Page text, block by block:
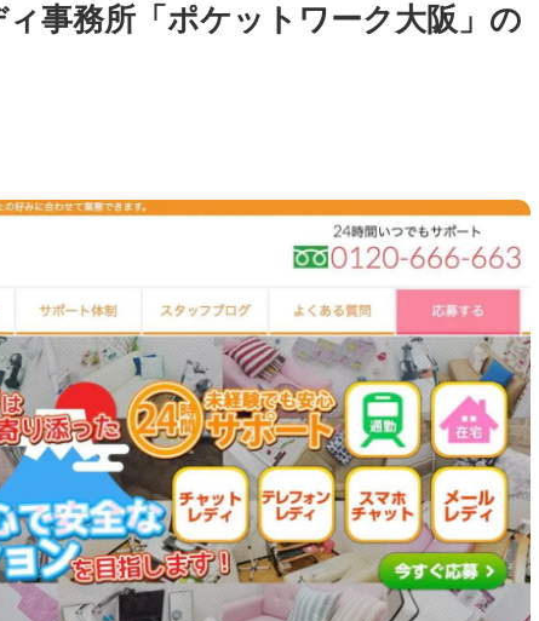
事務所「ポケットワーク大阪」の